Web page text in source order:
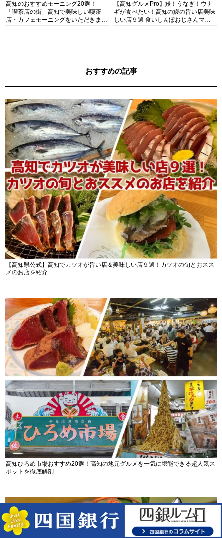
高知のおすすめモーニング20選！
「喫茶店の街」高知で美味しい喫茶
店・カフェモーニングをいただきま
【高知グルメPro】鰻！うなぎ！ウナ
ギが食べたい！高知の鰻の旨い店美味
しい店９選 食いしんぼおじさんマッ
おすすめの記事
【高知県公式】高知でカツオが旨い店＆美味しい店９選！カツオの旬とおスス
メのお店を紹介
高知ひろめ市場おすすめ20選！高知の地元グルメを一気に堪能できる超人気ス
ポットを徹底解剖